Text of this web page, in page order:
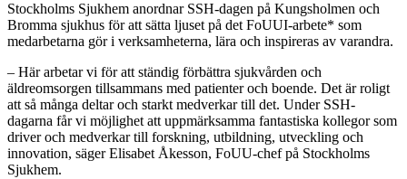
Stockholms Sjukhem anordnar SSH-dagen på Kungsholmen och
Bromma sjukhus för att sätta ljuset på det FoUUI-arbete* som
medarbetarna gör i verksamheterna, lära och inspireras av varandra.
– Här arbetar vi för att ständig förbättra sjukvården och
äldreomsorgen tillsammans med patienter och boende. Det är roligt
att så många deltar och starkt medverkar till det. Under SSH-
dagarna får vi möjlighet att uppmärksamma fantastiska kollegor som
driver och medverkar till forskning, utbildning, utveckling och
innovation, säger Elisabet Åkesson, FoUU-chef på Stockholms
Sjukhem.